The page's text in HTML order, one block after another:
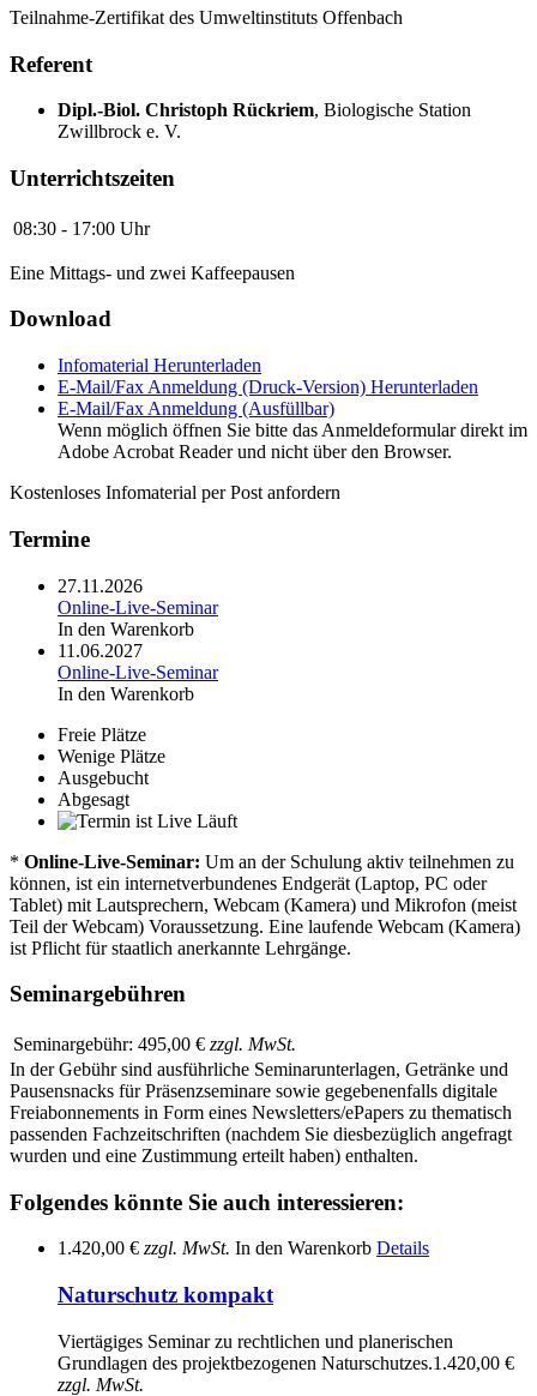
Teilnahme-Zertifikat des Umweltinstituts Offenbach
Referent
Dipl.-Biol. Christoph Rückriem, Biologische Station
Zwillbrock e. V.
Unterrichtszeiten
08:30 - 17:00 Uhr
Eine Mittags- und zwei Kaffeepausen
Download
Infomaterial Herunterladen
E-Mail/Fax Anmeldung (Druck-Version) Herunterladen
E-Mail/Fax Anmeldung (Ausfüllbar)
Wenn möglich öffnen Sie bitte das Anmeldeformular direkt im
Adobe Acrobat Reader und nicht über den Browser.
Kostenloses Infomaterial per Post anfordern
Termine
27.11.2026
Online-Live-Seminar
In den Warenkorb
11.06.2027
Online-Live-Seminar
In den Warenkorb
Freie Plätze
Wenige Plätze
Ausgebucht
Abgesagt
Läuft
* Online-Live-Seminar: Um an der Schulung aktiv teilnehmen zu
können, ist ein internetverbundenes Endgerät (Laptop, PC oder
Tablet) mit Lautsprechern, Webcam (Kamera) und Mikrofon (meist
Teil der Webcam) Voraussetzung. Eine laufende Webcam (Kamera)
ist Pflicht für staatlich anerkannte Lehrgänge.
Seminargebühren
Seminargebühr: 495,00 € zzgl. MwSt.
In der Gebühr sind ausführliche Seminarunterlagen, Getränke und
Pausensnacks für Präsenzseminare sowie gegebenenfalls digitale
Freiabonnements in Form eines Newsletters/ePapers zu thematisch
passenden Fachzeitschriften (nachdem Sie diesbezüglich angefragt
wurden und eine Zustimmung erteilt haben) enthalten.
Folgendes könnte Sie auch interessieren:
1.420,00 € zzgl. MwSt. In den Warenkorb Details
Naturschutz kompakt
Viertägiges Seminar zu rechtlichen und planerischen
Grundlagen des projektbezogenen Naturschutzes.1.420,00 €
zzgl. MwSt.